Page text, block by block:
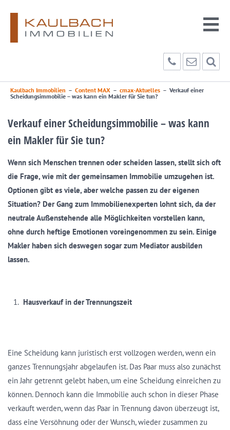
Kaulbach Immobilien – Content MAX – cmax-Aktuelles – Verkauf einer
Scheidungsimmobilie – was kann ein Makler für Sie tun?
Verkauf einer Scheidungsimmobilie – was kann
ein Makler für Sie tun?
Wenn sich Menschen trennen oder scheiden lassen, stellt sich oft
die Frage, wie mit der gemeinsamen Immobilie umzugehen ist.
Optionen gibt es viele, aber welche passen zu der eigenen
Situation? Der Gang zum Immobilienexperten lohnt sich, da der
neutrale Außenstehende alle Möglichkeiten vorstellen kann,
ohne durch heftige Emotionen voreingenommen zu sein. Einige
Makler haben sich deswegen sogar zum Mediator ausbilden
lassen.
Hausverkauf in der Trennungszeit
Eine Scheidung kann juristisch erst vollzogen werden, wenn ein
ganzes Trennungsjahr abgelaufen ist. Das Paar muss also zunächst
ein Jahr getrennt gelebt haben, um eine Scheidung einreichen zu
können. Dennoch kann die Immobilie auch schon in dieser Phase
verkauft werden, wenn das Paar in Trennung davon überzeugt ist,
dass eine Versöhnung oder der Wunsch, wieder zusammen zu